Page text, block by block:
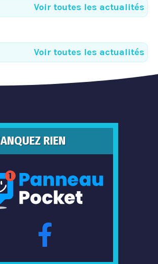
Voir toutes les actualités
Voir toutes les actualités
RIEN